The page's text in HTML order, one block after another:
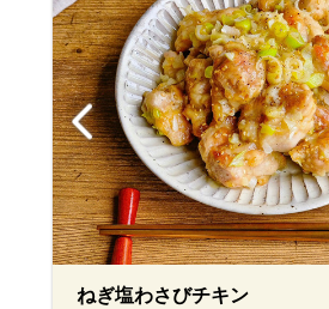
ねぎ塩わさびチキン